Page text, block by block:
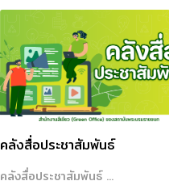
คลังสื่อประชาสัมพันธ์
คลังสื่อประชาสัมพันธ์ ...